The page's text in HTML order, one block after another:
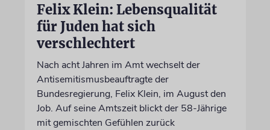
Felix Klein: Lebensqualität
für Juden hat sich
verschlechtert
Nach acht Jahren im Amt wechselt der
Antisemitismusbeauftragte der
Bundesregierung, Felix Klein, im August den
Job. Auf seine Amtszeit blickt der 58-Jährige
mit gemischten Gefühlen zurück